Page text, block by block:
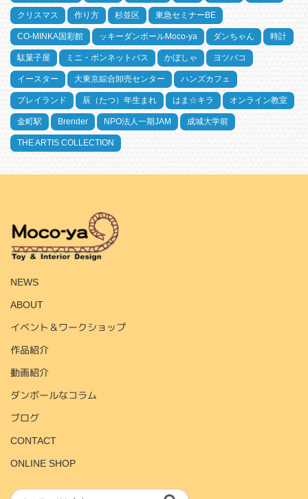
クリスマス 作り方 杉並区 東急セミナーBE
CO-MINKA国彩館 ッキーダンボールMoco-ya ダンちゃん 時計
駄菓子屋 ミニ・ボンネットバス かぼしゃ ヨツバコ
イースター 大東京綜合卸売センター ハンズカフェ
プレイランド 辰（たつ）年生まれ はま☆キラ オンライン教室
金町駅 Brender NPO法人一期JAM 成城大学前
THE ARTIS COLLECTION
NEWS
ABOUT
イベント＆ワークショップ
作品紹介
動画紹介
ダンボールなコラム
ブログ
CONTACT
ONLINE SHOP